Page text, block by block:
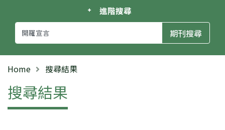
進階搜尋
Home 搜尋結果
搜尋結果